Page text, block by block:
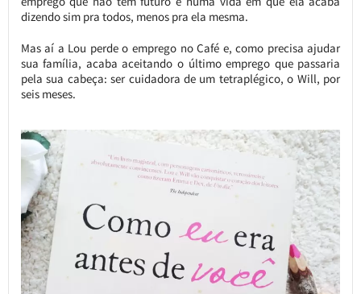
dizendo sim pra todos, menos pra ela mesma.
Mas aí a Lou perde o emprego no Café e, como precisa ajudar
sua família, acaba aceitando o último emprego que passaria
pela sua cabeça: ser cuidadora de um tetraplégico, o Will, por
seis meses.